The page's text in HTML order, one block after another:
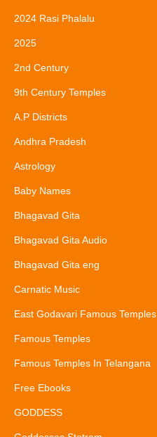
2024 Rasi Phalalu
2025
2nd Century
9th Century Temples
A.P Districts
Andhra Pradesh
Astrology
Baby Names
Bhagavad Gita
Bhagavad Gita Audio
Bhagavad Gita eng
Carnatic Music
East Godavari Famous Temples
Famous Temples
Famous Temples In Telangana
Free Ebooks
GODDESS